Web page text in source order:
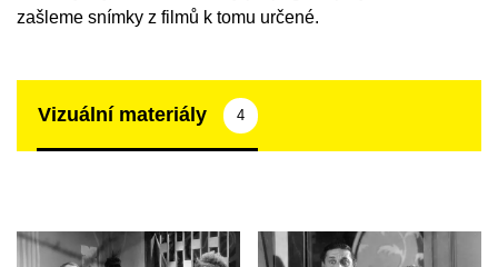
zašleme snímky z filmů k tomu určené.
Vizuální materiály 4